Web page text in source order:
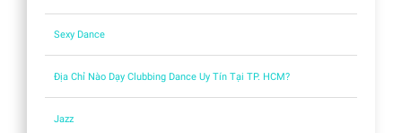
Sexy Dance
Địa Chỉ Nào Dạy Clubbing Dance Uy Tín Tại TP. HCM?
Jazz